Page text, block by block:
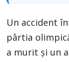
Un accident
pârtia
a murit şi un